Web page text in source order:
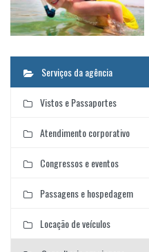
Serviços da agência
Vistos e Passaportes
Atendimento corporativo
Congressos e eventos
Passagens e hospedagem
Locação de veículos